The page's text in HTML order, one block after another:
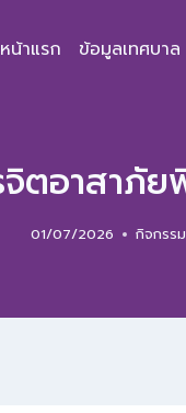
หน้าแรก ข้อมูลเทศบาล
ตอาสาภั
01/07/2026 กิจกรร